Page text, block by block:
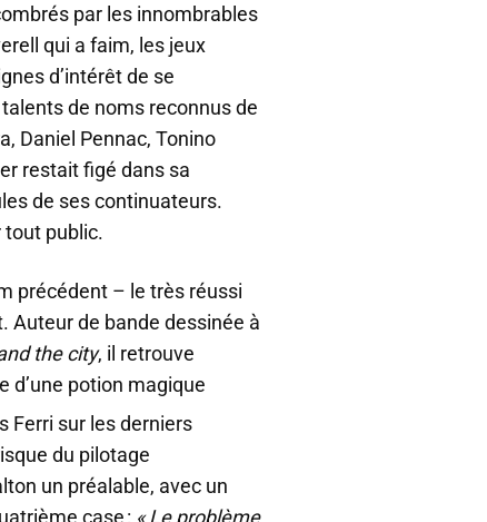
par les innombrables
qui a faim, les jeux
d’intérêt de se
de noms reconnus de
Daniel Pennac, Tonino
restait figé dans sa
de ses continuateurs.
tout public.
précédent – le très réussi
Auteur de bande dessinée à
the city, il retrouve
d’une potion magique
Ferri sur les derniers
du pilotage
un préalable, avec un
case : « Le problème